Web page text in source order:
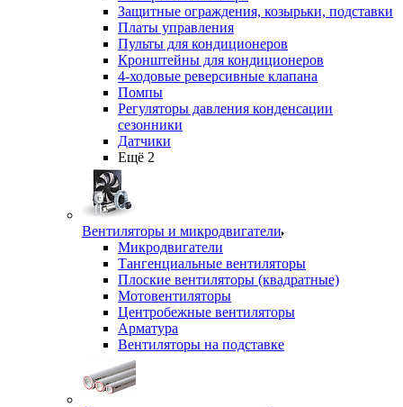
Защитные ограждения, козырьки, подставки
Платы управления
Пульты для кондиционеров
Кронштейны для кондиционеров
4-ходовые реверсивные клапана
Помпы
Регуляторы давления конденсации
сезонники
Датчики
Ещё 2
Вентиляторы и микродвигатели
Микродвигатели
Тангенциальные вентиляторы
Плоские вентиляторы (квадратные)
Мотовентиляторы
Центробежные вентиляторы
Арматура
Вентиляторы на подставке